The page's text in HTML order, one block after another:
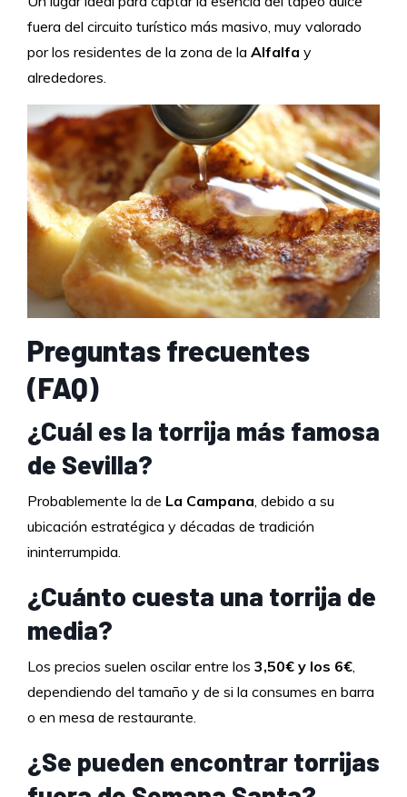
fuera del circuito turístico más masivo, muy valorado
por los residentes de la zona de la Alfalfa y
alrededores.
Preguntas frecuentes
(FAQ)
¿Cuál es la torrija más famosa
de Sevilla?
Probablemente la de La Campana , debido a su
ubicación estratégica y décadas de tradición
ininterrumpida.
¿Cuánto cuesta una torrija de
media?
Los precios suelen oscilar entre los 3,50€ y los 6€
dependiendo del tamaño y de si la consumes en barra
o en mesa de restaurante.
¿Se pueden encontrar torrijas